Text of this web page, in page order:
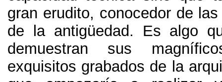
gran erudito, conocedor de
de la antigüedad. Es algo
demuestran sus
exquisitos grabados de la